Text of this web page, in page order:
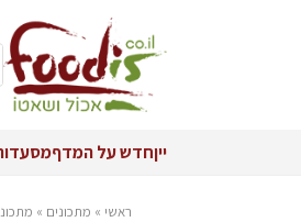
ייןחדש על המדף
ראשי » מתכונים »